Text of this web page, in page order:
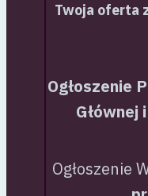
Twoja oferta
Ogłoszenie
Głównej
Ogłoszenie